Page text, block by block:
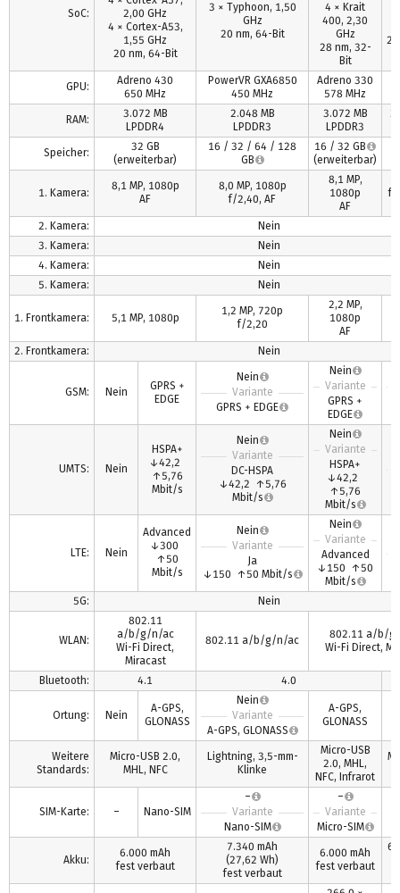
SoC:
2,00 GHz
4 × Cortex-A53,
1,55 GHz
20 nm, 64-Bit
3 × Typhoon, 1,50
GHz
20 nm, 64-Bit
4 × Krait
400, 2,30
GHz
28 nm, 32-
Bit
GPU:
Adreno 430
650 MHz
PowerVR GXA6850
450 MHz
Adreno 330
578 MHz
RAM:
3.072 MB
LPDDR4
2.048 MB
LPDDR3
3.072 MB
LPDDR3
Speicher:
32 GB
(erweiterbar)
16 / 32 / 64 / 128
GB
16 / 32 GB
(erweiterbar)
1. Kamera:
8,1 MP, 1080p
AF
8,0 MP, 1080p
f/2,40, AF
8,1 MP,
1080p
AF
f/
2. Kamera:
Nein
3. Kamera:
Nein
4. Kamera:
Nein
5. Kamera:
Nein
1. Frontkamera: 5,1 MP, 1080p
1,2 MP, 720p
f/2,20
2,2 MP,
1080p
AF
2. Frontkamera: Nein
GSM: Nein
GPRS +
EDGE
Nein
Variante
GPRS + EDGE
Nein
Variante
GPRS +
EDGE
UMTS: Nein
HSPA+
↓42,2
↑5,76
Mbit/s
Nein
Variante
DC-HSPA
↓42,2 ↑5,76
Mbit/s
Nein
Variante
HSPA+
↓42,2
↑5,76
Mbit/s
LTE: Nein
Advanced
↓300
↑50
Mbit/s
Nein
Variante
Ja
↓150 ↑50 Mbit/s
Nein
Variante
Advanced
↓150 ↑50
Mbit/s
5G: Nein
WLAN:
802.11
a/b/g/n/ac
Wi-Fi Direct,
Miracast
802.11 a/b/g/n/ac
802.11 a/b/
Wi-Fi Direct,
Bluetooth: 4.1 4.0
Ortung: Nein
A-GPS,
GLONASS
Nein
Variante
A-GPS, GLONASS
A-GPS,
GLONASS
Weitere
Standards:
Micro-USB 2.0,
MHL, NFC
Lightning, 3,5-mm-
Klinke
Micro-USB
2.0, MHL,
NFC, Infrarot
SIM-Karte: – Nano-SIM
–
Variante
Nano-SIM
–
Variante
Micro-SIM
Akku:
6.000 mAh
fest verbaut
7.340 mAh
(27,62 Wh)
fest verbaut
6.000 mAh
fest verbaut